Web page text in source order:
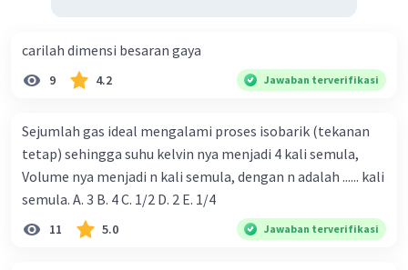
carilah dimensi besaran gaya
9 4.2 Jawaban terverifikasi
Sejumlah gas ideal mengalami proses isobarik (tekanan
tetap) sehingga suhu kelvin nya menjadi 4 kali semula,
Volume nya menjadi n kali semula, dengan n adalah ...... kali
semula. A. 3 B. 4 C. 1/2 D. 2 E. 1/4
11 5.0 Jawaban terverifikasi